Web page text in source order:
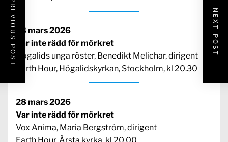
28 mars 2026
Var inte rädd för mörkret
Högalids unga röster, Benedikt Melichar, dirigent
Earth Hour, Högalidskyrkan, Stockholm, kl 20.30
28 mars 2026
Var inte rädd för mörkret
Vox Anima, Maria Bergström, dirigent
PREVIOUS POST NEXT POST